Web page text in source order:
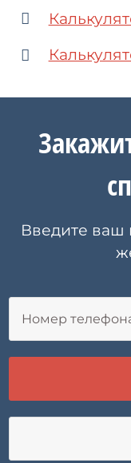
Введите ваш